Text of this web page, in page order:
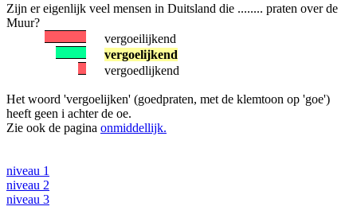
Zijn er eigenlijk veel mensen in Duitsland die ........ praten over de
Muur?
vergoeilijkend
vergoelijkend
vergoedlijkend
Het woord 'vergoelijken' (goedpraten, met de klemtoon op 'goe')
heeft geen i achter de oe.
Zie ook de pagina onmiddellijk.
niveau 1
niveau 2
niveau 3